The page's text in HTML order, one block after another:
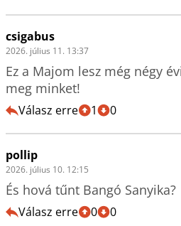
csigabus
2026. július 11. 13:37
Ez a Majom lesz még négy
meg minket!
Válasz erre 1 0
pollip
2026. július 10. 12:15
És hová tűnt Bangó Sanyika?
Válasz erre 0 0